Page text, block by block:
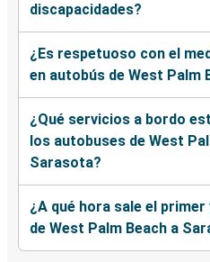
discapacidades?
¿Es respetuoso con el
en autobús de West Palm
¿Qué servicios a bordo
los autobuses de West
Sarasota?
¿A qué hora sale el
de West Palm Beach a